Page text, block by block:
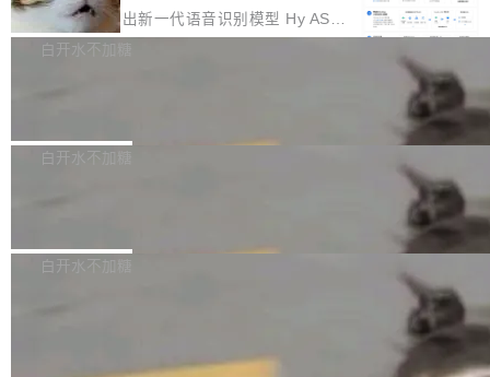
颈。 代码仓深度理解服务（以下简称" CodeBas
e深度理解服务"）是华为云码道（CodeA...
的账号密码进入A集群，输入了一条被程序员圈
称为"删库跑路"的命令——最高管理员权限、无
自研的多个文生3D和...
存永远不够用。 Cloudflare 的 Workers AI 团队
一直在跑这些模型的推理。他们在官方博客上发
整性保护。效果是：吞吐量提升 41%，每 token
腾讯混元正式推出新一代语音识别模型 Hy ASR
3.0preview。基于最新一代大语言模型 Hy3 的
让语音识别不再只是听清，而是真正听懂。通过
w 不要求标准普通话，方言识别覆盖粤语、吴语
白开水不加糖
新和少量网页兼容性修复版本。 Changes/fixe
容提供的字体时出现的几个问题 为避免音频加
质的最低采样率）的音频格式将被拒绝 修复了 C
白开水不加糖
发布的 Release Notes，他利用 AI 工具（如 Co
最强的若干项。对于尚未正式发版的 PG 19，则
白开水不加糖